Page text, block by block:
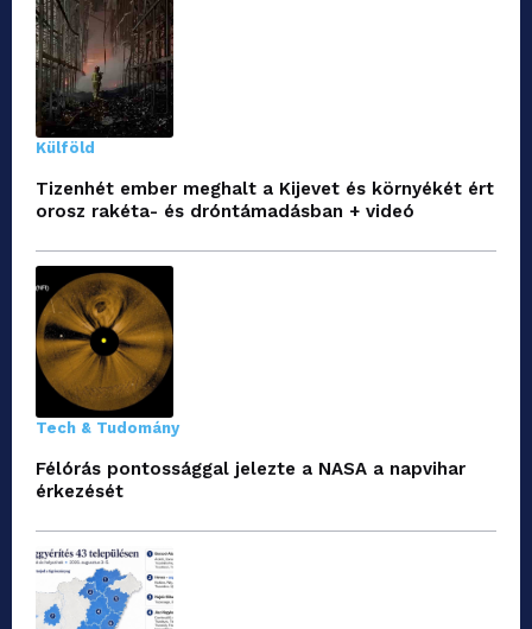
Külföld
Tizenhét ember meghalt a Kijevet és környékét ért
orosz rakéta- és dróntámadásban + videó
Tech & Tudomány
Félórás pontossággal jelezte a NASA a napvihar
érkezését